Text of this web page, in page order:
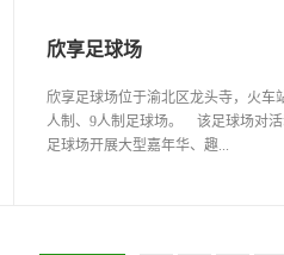
欣享足球场
欣享足球场位于渝北区龙头寺，火车
人制、9人制足球场。 该足球场对
足球场开展大型嘉年华、趣...